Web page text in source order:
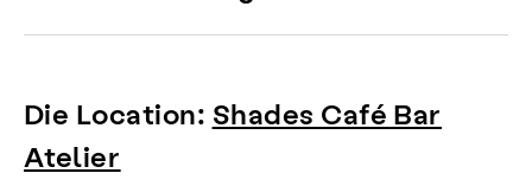
Die Location: Shades Café Bar
Atelier